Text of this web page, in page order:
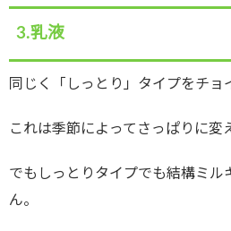
3.乳液
同じく「しっとり」タイプをチョ
これは季節によってさっぱりに変
でもしっとりタイプでも結構ミル
ん。